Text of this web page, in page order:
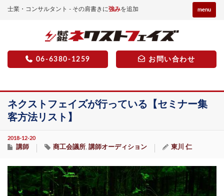
士業・コンサルタント - その肩書きに強みを追加 menu
06-6380-1259 お問い合わせ
ネクストフェイズが行っている【セミナー集
客方法リスト】
2018-12-20
講師 商工会議所 講師オーディション 東川 仁